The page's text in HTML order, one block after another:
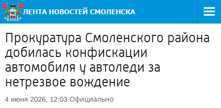
Прокуратура Смоленского района
добилась конфискации
автомобиля у автоледи за
нетрезвое вождение
4 июня 2026, 12:03 Официально